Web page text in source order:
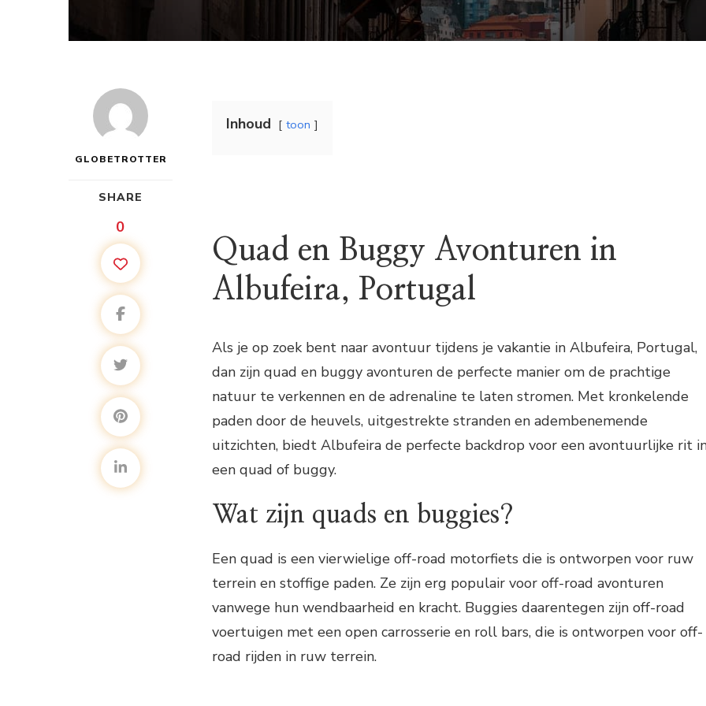
GLOBETROTTER
SHARE
0
Inhoud toon
Quad en Buggy Avonturen in
Albufeira, Portugal
Als je op zoek bent naar avontuur tijdens je vakantie in Albufeira, Portugal,
dan zijn quad en buggy avonturen de perfecte manier om de prachtige
natuur te verkennen en de adrenaline te laten stromen. Met kronkelende
paden door de heuvels, uitgestrekte stranden en adembenemende
uitzichten, biedt Albufeira de perfecte backdrop voor een avontuurlijke rit
een quad of buggy.
Wat zijn quads en buggies?
Een quad is een vierwielige off-road motorfiets die is ontworpen voor ruw
terrein en stoffige paden. Ze zijn erg populair voor off-road avonturen
vanwege hun wendbaarheid en kracht. Buggies daarentegen zijn off-road
voertuigen met een open carrosserie en roll bars, die is ontworpen voor off-
road rijden in ruw terrein.